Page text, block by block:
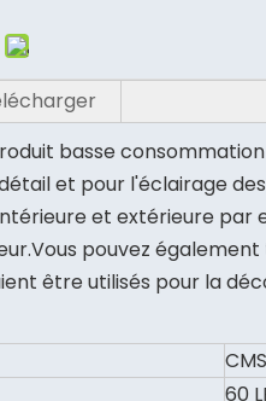
basse
et pour l'éclairage
et extérieure par
pouvez
être utilisés pour la
60